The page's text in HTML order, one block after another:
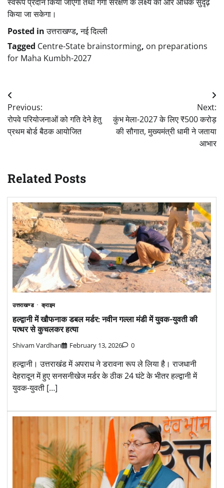
किया जा सकेगा।
Posted inउत्तराखण्ड,नई दिल्ली
Tagged Centre-State brainstorming, on preparations
for Maha Kumbh-2027
Post
navigation
Previous:
रोपवे परियोजनाओं को गति देने हेतु
प्रथम बोर्ड बैठक आयोजित
Next:
कुंभ मेला-2027 के लिए ₹500 करोड़
की सौगात, मुख्यमंत्री धामी ने जताया
आभार
Related Posts
उत्तराखण्ड क्राइम
हल्द्वानी में खौफनाक डबल मर्डर: नवीन गल्ला मंडी में युवक-युवती की
पत्थर से कुचलकर हत्या
Shivam Vardhan February 13, 2026 0
हल्द्वानी। उत्तराखंड में अपराध ने डरावना रूप ले लिया है। राजधानी
देहरादून में हुए सनसनीखेज मर्डर के ठीक 24 घंटे के भीतर हल्द्वानी में
युवक-युवती […]